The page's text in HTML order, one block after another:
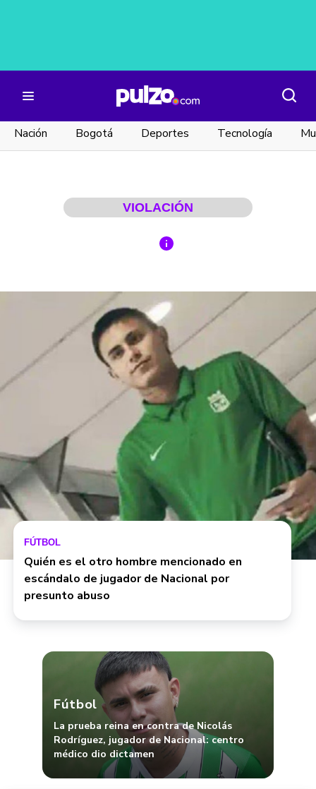
Nación Bogotá Deportes Tecnología
VIOLACIÓN
FÚTBOL
Quién es el otro hombre mencionado en
escándalo de jugador de Nacional por
presunto abuso
Fútbol
La prueba reina en contra de Nicolás
Rodríguez, jugador de Nacional: centro
médico dio dictamen